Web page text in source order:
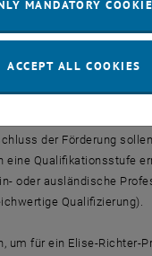
genützt werden.
Richter-Programmes sind
der Förderung
eine Qualifikationsstufe
oder ausländische
Qualifizierung).
um für ein Elise-Richter-
MANDATORY
ACCEPT ALL COOKIES